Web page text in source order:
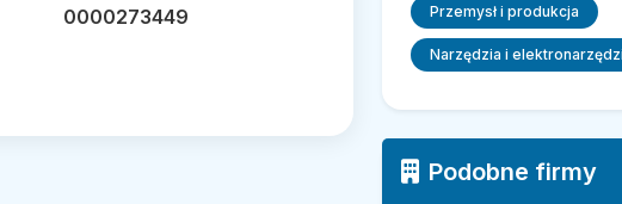
0000273449 Przemysł i produkcja
Narzędzia i
Podobne firmy